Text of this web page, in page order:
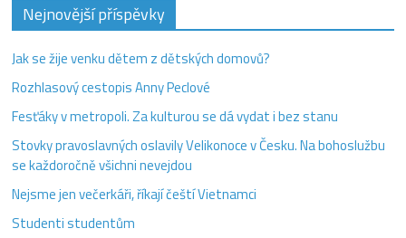
Nejnovější příspěvky
Jak se žije venku dětem z dětských domovů?
Rozhlasový cestopis Anny Peclové
Fesťáky v metropoli. Za kulturou se dá vydat i bez stanu
Stovky pravoslavných oslavily Velikonoce v Česku. Na bohoslužbu
se každoročně všichni nevejdou
Nejsme jen večerkáři, říkají čeští Vietnamci
Studenti studentům